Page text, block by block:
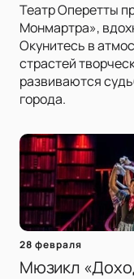
Театр Оперетты
Монмартра»,
Окунитесь в
страстей
развиваются
города.
28 февраля
Мюзикл